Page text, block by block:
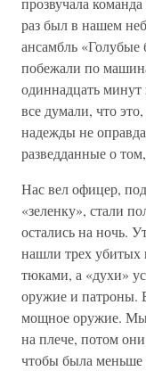
раз был в нашем
ансамбль «Голубые
побежали по
одиннадцать минут
все думали, что
надежды не
разведданные о
Нас вел офицер,
«зеленку», стали
остались на ночь.
нашли трех
тюками, а «духи»
оружие и
мощное оружие. Мы
на плече, потом
чтобы была меньше